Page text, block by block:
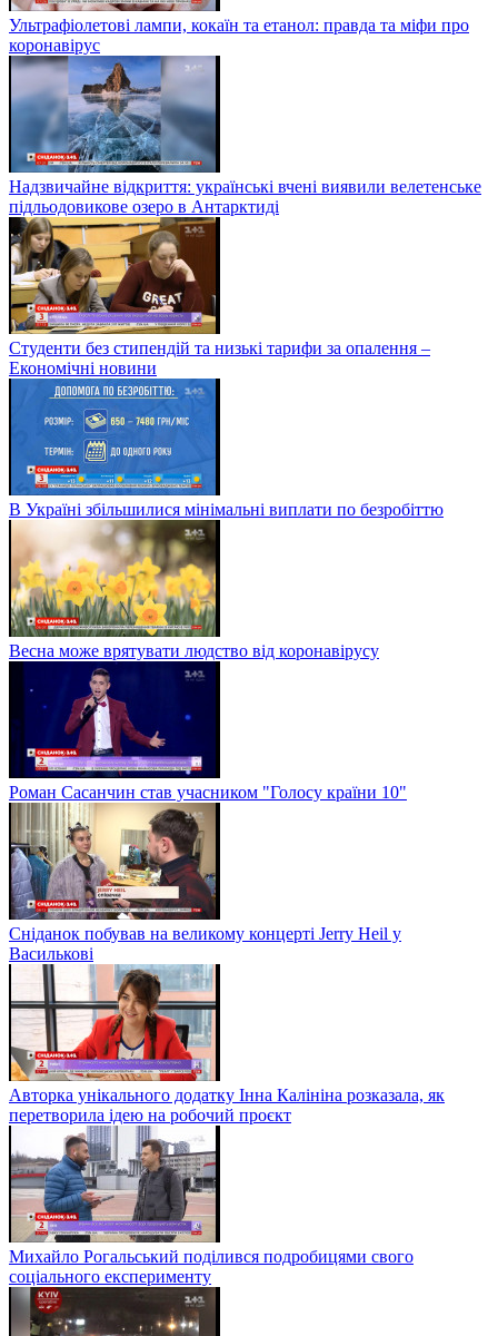
Ультрафіолетові лампи, кокаїн та етанол: правда та міфи про
коронавірус
Надзвичайне відкриття: українські вчені виявили велетенське
підльодовикове озеро в Антарктиді
Студенти без стипендій та низькі тарифи за опалення –
Економічні новини
В Україні збільшилися мінімальні виплати по безробіттю
Весна може врятувати людство від коронавірусу
Роман Сасанчин став учасником "Голосу країни 10"
Сніданок побував на великому концерті Jerry Heil у
Василькові
Авторка унікального додатку Інна Калініна розказала, як
перетворила ідею на робочий проєкт
Михайло Рогальський поділився подробицями свого
соціального експерименту